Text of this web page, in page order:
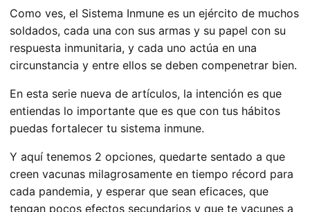
Como ves, el Sistema Inmune es un ejército de muchos
soldados, cada una con sus armas y su papel con su
respuesta inmunitaria, y cada uno actúa en una
circunstancia y entre ellos se deben compenetrar bien.
En esta serie nueva de artículos, la intención es que
entiendas lo importante que es que con tus hábitos
puedas fortalecer tu sistema inmune.
Y aquí tenemos 2 opciones, quedarte sentado a que
creen vacunas milagrosamente en tiempo récord para
cada pandemia, y esperar que sean eficaces, que
tengan pocos efectos secundarios y que te vacunes a